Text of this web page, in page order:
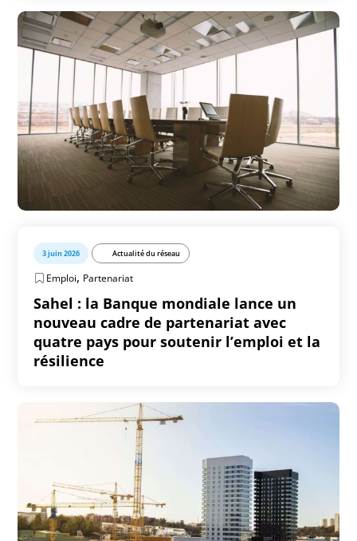
3 juin 2026 Actualité du réseau
Emploi, Partenariat
Sahel : la Banque mondiale lance un
nouveau cadre de partenariat avec
quatre pays pour soutenir l’emploi et la
résilience